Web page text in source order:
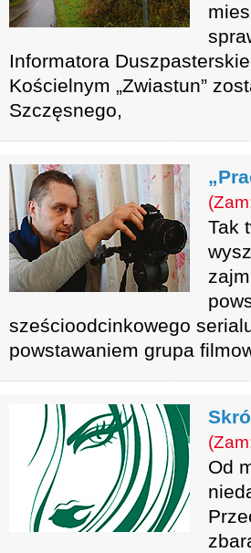
Informatora
Kościelnym „Zwiastun”
Szczęsnego,
Tak
sześcioodcinkowego
powstawaniem grupa
Od